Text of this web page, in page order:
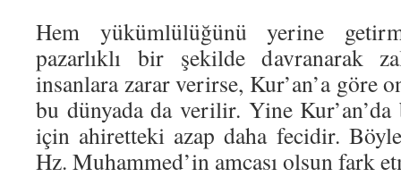
Hem yükümlülüğünü yerine
pazarlıklı bir şekilde davranarak
insanlara zarar verirse, Kur’an’a göre
bu dünyada da verilir. Yine
için ahiretteki azap daha fecidir.
Hz. Muhammed’in amcası olsun fark